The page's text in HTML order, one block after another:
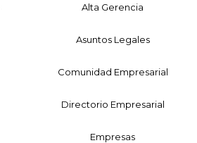
Alta Gerencia
Asuntos Legales
Comunidad Empresarial
Directorio Empresarial
Empresas